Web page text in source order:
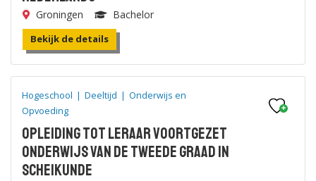
Groningen Bachelor
Bekijk de details
Hogeschool | Deeltijd | Onderwijs en
Opvoeding
Opleiding tot leraar voortgezet
onderwijs van de tweede graad in
Scheikunde